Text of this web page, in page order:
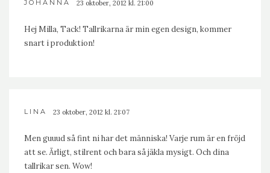
JOHANNA 23 oktober, 2012 kl. 21:00
Hej Milla, Tack! Tallrikarna är min egen design, kommer
snart i produktion!
LINA 23 oktober, 2012 kl. 21:07
Men guuud så fint ni har det människa! Varje rum är en fröjd
att se. Ärligt, stilrent och bara så jäkla mysigt. Och dina
tallrikar sen. Wow!